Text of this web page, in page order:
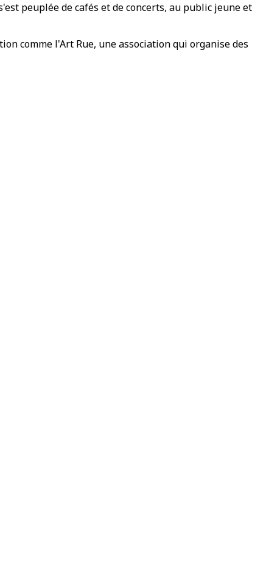
peuplée de cafés et de concerts, au public jeune et
comme l'Art Rue, une association qui organise des